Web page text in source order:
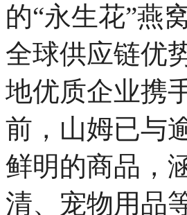
的“永生花”燕
全球供应链优
地优质企业携
前，山姆已与
鲜明的商品，
清、宠物用品